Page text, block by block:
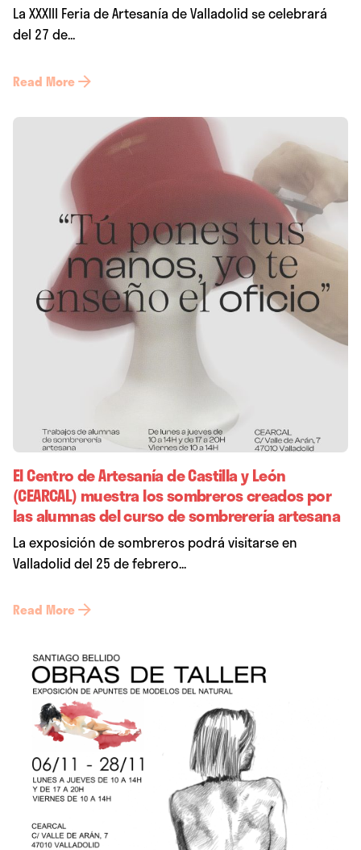
La XXXIII Feria de Artesanía de Valladolid se celebrará
del 27 de...
Read More
El Centro de Artesanía de Castilla y León
(CEARCAL) muestra los sombreros creados por
las alumnas del curso de sombrerería artesana
La exposición de sombreros podrá visitarse en
Valladolid del 25 de febrero...
Read More